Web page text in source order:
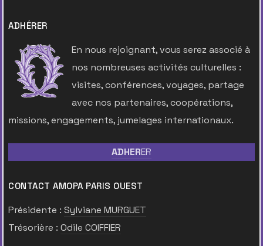
ADHÉRER
En nous rejoignant, vous serez associé à
nos nombreuses activités culturelles :
visites, conférences, voyages, partage
avec nos partenaires, coopérations,
missions, engagements, jumelages internationaux.
ADHERER
CONTACT AMOPA PARIS OUEST
Présidente : Sylviane MURGUET
Trésorière : Odile COIFFIER